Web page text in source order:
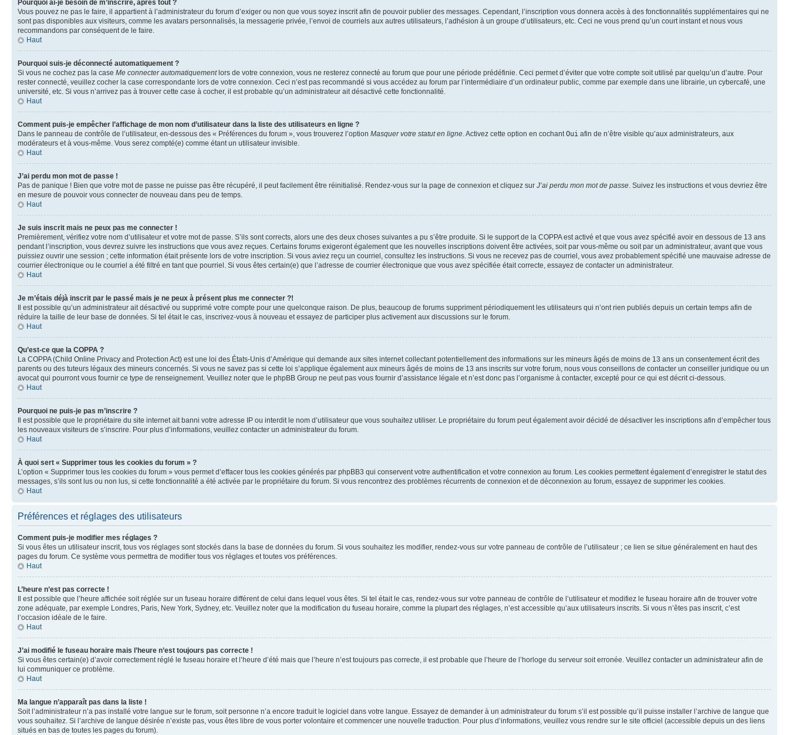
Pourquoi ai-je besoin de m’inscrire, après tout ?
Vous pouvez ne pas le faire, il appartient à l’administrateur du forum d’exiger ou non que vous soyez inscrit afin de pouvoir publier des messages. Cependant, l’inscription vous donnera accès à des fonctionnalités supplémentaires qui ne
sont pas disponibles aux visiteurs, comme les avatars personnalisés, la messagerie privée, l’envoi de courriels aux autres utilisateurs, l’adhésion à un groupe d’utilisateurs, etc. Ceci ne vous prend qu’un court instant et nous vous
recommandons par conséquent de le faire.
Haut
Pourquoi suis-je déconnecté automatiquement ?
Si vous ne cochez pas la case Me connecter automatiquementlors de votre connexion, vous ne resterez connecté au forum que pour une période prédéfinie. Ceci permet d’éviter que votre compte soit utilisé par quelqu’un d’autre. Pour
rester connecté, veuillez cocher la case correspondante lors de votre connexion. Ceci n’est pas recommandé si vous accédez au forum par l’intermédiaire d’un ordinateur public, comme par exemple dans une librairie, un cybercafé, une
université, etc. Si vous n’arrivez pas à trouver cette case à cocher, il est probable qu’un administrateur ait désactivé cette fonctionnalité.
Haut
Comment puis-je empêcher l’affichage de mon nom d’utilisateur dans la liste des utilisateurs en ligne ?
Dans le panneau de contrôle de l’utilisateur, en-dessous des « Préférences du forum », vous trouverez l’option Masquer votre statut en ligne. Activez cette option en cochantOui afin de n’être visible qu’aux administrateurs, aux
modérateurs et à vous-même. Vous serez compté(e) comme étant un utilisateur invisible.
Haut
J’ai perdu mon mot de passe !
Pas de panique ! Bien que votre mot de passe ne puisse pas être récupéré, il peut facilement être réinitialisé. Rendez-vous sur la page de connexion et cliquez sur J’ai perdu mon mot de passe. Suivez les instructions et vous devriez être
en mesure de pouvoir vous connecter de nouveau dans peu de temps.
Haut
Je suis inscrit mais ne peux pas me connecter !
Premièrement, vérifiez votre nom d’utilisateur et votre mot de passe. S’ils sont corrects, alors une des deux choses suivantes a pu s’être produite. Si le support de la COPPA est activé et que vous avez spécifié avoir en dessous de 13 ans
pendant l’inscription, vous devrez suivre les instructions que vous avez reçues. Certains forums exigeront également que les nouvelles inscriptions doivent être activées, soit par vous-même ou soit par un administrateur, avant que vous
puissiez ouvrir une session ; cette information était présente lors de votre inscription. Si vous aviez reçu un courriel, consultez les instructions. Si vous ne recevez pas de courriel, vous avez probablement spécifié une mauvaise adresse de
courrier électronique ou le courriel a été filtré en tant que pourriel. Si vous êtes certain(e) que l’adresse de courrier électronique que vous avez spécifiée était correcte, essayez de contacter un administrateur.
Haut
Je m’étais déjà inscrit par le passé mais je ne peux à présent plus me connecter ?!
Il est possible qu’un administrateur ait désactivé ou supprimé votre compte pour une quelconque raison. De plus, beaucoup de forums suppriment périodiquement les utilisateurs qui n’ont rien publiés depuis un certain temps afin de
réduire la taille de leur base de données. Si tel était le cas, inscrivez-vous à nouveau et essayez de participer plus activement aux discussions sur le forum.
Haut
Qu’est-ce que la COPPA ?
La COPPA (Child Online Privacy and Protection Act) est une loi des États-Unis d’Amérique qui demande aux sites internet collectant potentiellement des informations sur les mineurs âgés de moins de 13 ans un consentement écrit des
parents ou des tuteurs légaux des mineurs concernés. Si vous ne savez pas si cette loi s’applique également aux mineurs âgés de moins de 13 ans inscrits sur votre forum, nous vous conseillons de contacter un conseiller juridique ou un
avocat qui pourront vous fournir ce type de renseignement. Veuillez noter que le phpBB Group ne peut pas vous fournir d’assistance légale et n’est donc pas l’organisme à contacter, excepté pour ce qui est décrit ci-dessous.
Haut
Pourquoi ne puis-je pas m’inscrire ?
Il est possible que le propriétaire du site internet ait banni votre adresse IP ou interdit le nom d’utilisateur que vous souhaitez utiliser. Le propriétaire du forum peut également avoir décidé de désactiver les inscriptions afin d’empêcher tous
les nouveaux visiteurs de s’inscrire. Pour plus d’informations, veuillez contacter un administrateur du forum.
Haut
À quoi sert « Supprimer tous les cookies du forum » ?
L’option « Supprimer tous les cookies du forum » vous permet d’effacer tous les cookies générés par phpBB3 qui conservent votre authentification et votre connexion au forum. Les cookies permettent également d’enregistrer le statut des
messages, s’ils sont lus ou non lus, si cette fonctionnalité a été activée par le propriétaire du forum. Si vous rencontrez des problèmes récurrents de connexion et de déconnexion au forum, essayez de supprimer les cookies.
Haut
Préférences et réglages des utilisateurs
Comment puis-je modifier mes réglages ?
Si vous êtes un utilisateur inscrit, tous vos réglages sont stockés dans la base de données du forum. Si vous souhaitez les modifier, rendez-vous sur votre panneau de contrôle de l’utilisateur ; ce lien se situe généralement en haut des
pages du forum. Ce système vous permettra de modifier tous vos réglages et toutes vos préférences.
Haut
L’heure n’est pas correcte !
Il est possible que l’heure affichée soit réglée sur un fuseau horaire différent de celui dans lequel vous êtes. Si tel était le cas, rendez-vous sur votre panneau de contrôle de l’utilisateur et modifiez le fuseau horaire afin de trouver votre
zone adéquate, par exemple Londres, Paris, New York, Sydney, etc. Veuillez noter que la modification du fuseau horaire, comme la plupart des réglages, n’est accessible qu’aux utilisateurs inscrits. Si vous n’êtes pas inscrit, c’est
l’occasion idéale de le faire.
Haut
J’ai modifié le fuseau horaire mais l’heure n’est toujours pas correcte !
Si vous êtes certain(e) d’avoir correctement réglé le fuseau horaire et l’heure d’été mais que l’heure n’est toujours pas correcte, il est probable que l’heure de l’horloge du serveur soit erronée. Veuillez contacter un administrateur afin de
lui communiquer ce problème.
Haut
Ma langue n’apparaît pas dans la liste !
Soit l’administrateur n’a pas installé votre langue sur le forum, soit personne n’a encore traduit le logiciel dans votre langue. Essayez de demander à un administrateur du forum s’il est possible qu’il puisse installer l’archive de langue que
vous souhaitez. Si l’archive de langue désirée n’existe pas, vous êtes libre de vous porter volontaire et commencer une nouvelle traduction. Pour plus d’informations, veuillez vous rendre sur le site officiel (accessible depuis un des liens
situés en bas de toutes les pages du forum).